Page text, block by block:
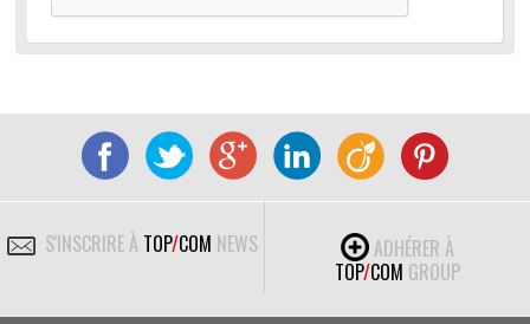
S'INSCRIRE À TOP/COM NEWS
ADHÉRER À
TOP/COM GROUP